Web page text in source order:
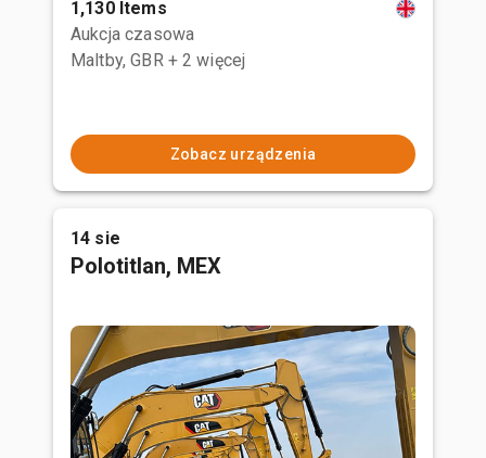
1,130 Items
Aukcja czasowa
Maltby, GBR + 2 więcej
Zobacz urządzenia
14 sie
Polotitlan, MEX